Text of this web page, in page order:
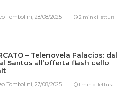
Tombolini,28/08/2025 2 min di lettura
– Telenovela Palacios: dal
Santos all’offerta flash dello
Tombolini,27/08/2025 1 min di lettura